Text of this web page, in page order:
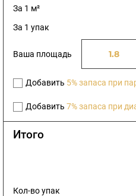
За 1 м²
За 1 упак
Ваша площадь
Добавить 5% запаса при
Добавить 7% запаса при
Итого
Кол-во упак